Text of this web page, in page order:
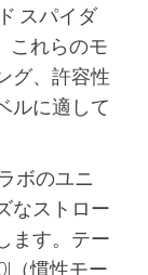
スパイダ
これらのモ
グ、許容性
ルに適して
ボのユニ
なストロー
ます。テー
（慣性モー